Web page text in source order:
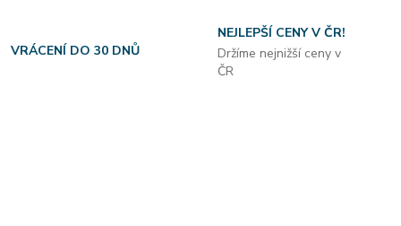
VRÁCENÍ DO 30 DNŮ
NEJLEPŠÍ CENY V ČR!
Držíme nejnižší ceny v
ČR